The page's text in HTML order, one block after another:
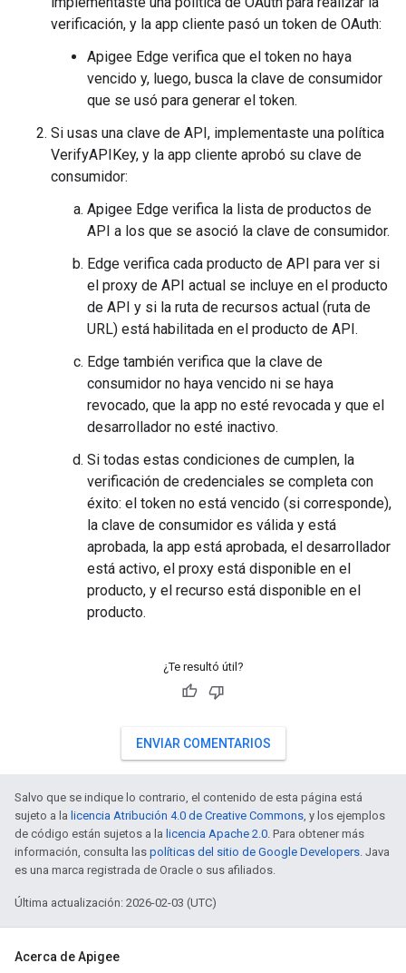
verificación, y la app cliente pasó un token de OAuth:
Apigee Edge verifica que el token no haya
vencido y, luego, busca la clave de consumidor
que se usó para generar el token.
Si usas una clave de API, implementaste una política
VerifyAPIKey, y la app cliente aprobó su clave de
consumidor:
Apigee Edge verifica la lista de productos de
API a los que se asoció la clave de consumidor.
Edge verifica cada producto de API para ver si
el proxy de API actual se incluye en el producto
de API y si la ruta de recursos actual (ruta de
URL) está habilitada en el producto de API.
Edge también verifica que la clave de
consumidor no haya vencido ni se haya
revocado, que la app no esté revocada y que el
desarrollador no esté inactivo.
Si todas estas condiciones de cumplen, la
verificación de credenciales se completa con
éxito: el token no está vencido (si corresponde),
la clave de consumidor es válida y está
aprobada, la app está aprobada, el desarrollador
está activo, el proxy está disponible en el
producto, y el recurso está disponible en el
producto.
¿Te resultó útil?
ENVIAR COMENTARIOS
Salvo que se indique lo contrario, el contenido de esta página está
sujeto a la licencia Atribución 4.0 de Creative Commons, y los ejemplos
de código están sujetos a la licencia Apache 2.0. Para obtener más
información, consulta las políticas del sitio de Google Developers. Java
es una marca registrada de Oracle o sus afiliados.
Última actualización: 2026-02-03 (UTC)
Acerca de Apigee